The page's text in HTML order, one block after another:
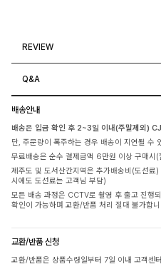
REVIEW
Q&A
배송안내
배송은 입금 확인 후 2~3일 이내(주말제외)
단, 주문량이 폭주하는 경우 배송이 지연될 수
무료배송은 순수 결제금액 6만원 이상 구매시
제주도 및 도서산간지역은 추가배송비(도선
시에도 도선료는 고객님 부담)
모든 배송 과정은 CCTV로 촬영 후 출고 진행
확인이 가능하며 교환/반품 처리 절대 불가합
교환/반품 신청
교환/반품은 상품수령일부터 7일 이내 고객센